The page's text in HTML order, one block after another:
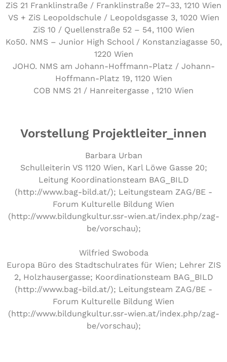
ZiS 21 Fran­k­lin­stra­ße / Fran­k­lin­stra­ße 27–33, 1210 Wien
VS + ZiS Leo­pold­schu­le / Leo­polds­gas­se 3, 1020 Wien
ZiS 10 / Quel­len­stra­ße 52 – 54, 1100 Wien
Ko50. NMS – Junior High School / Kon­stan­zia­gas­se 50,
1220 Wien
JOHO. NMS am Johann-Hoffmann-Platz / Johann-
Hoffmann-Platz 19, 1120 Wien
COB NMS 21 / Han­rei­ter­gas­se , 1210 Wien
Vorstellung Projektleiter_innen
Barbara Urban
Schulleiterin VS 1120 Wien, Karl Löwe Gasse 20;
Leitung Koordinationsteam BAG_BILD
(http://www.bag-bild.at/); Leitungsteam ZAG/BE -
Forum Kulturelle Bildung Wien
(http://www.bildungkultur.ssr-wien.at/index.php/zag-
be/vorschau);
Wilfried Swoboda
Europa Büro des Stadtschulrates für Wien; Lehrer ZIS
2, Holzhausergasse; Koordinationsteam BAG_BILD
(http://www.bag-bild.at/); Leitungsteam ZAG/BE -
Forum Kulturelle Bildung Wien
(http://www.bildungkultur.ssr-wien.at/index.php/zag-
be/vorschau);